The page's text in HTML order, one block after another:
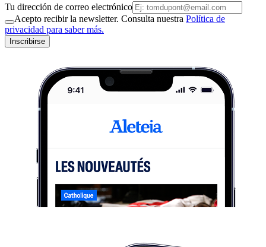
Tu dirección de correo electrónico
Acepto recibir la newsletter. Consulta nuestra Política de
privacidad para saber más.
Inscribirse